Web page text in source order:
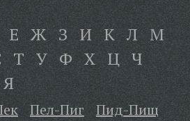
Е Ж З И К Л М
Т У Ф Х Ц Ч
Я
Пел-Пиг
Пид-Пищ